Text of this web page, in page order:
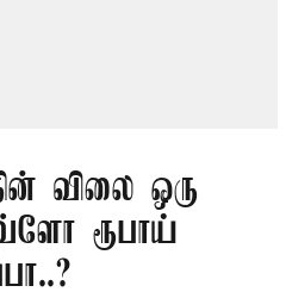
விலை ஒரு
ரூபாய்